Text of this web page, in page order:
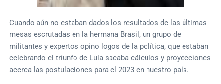
Cuando aún no estaban dados los resultados de las últimas
mesas escrutadas en la hermana Brasil, un grupo de
militantes y expertos opino logos de la política, que estaban
celebrando el triunfo de Lula sacaba cálculos y proyecciones
acerca las postulaciones para el 2023 en nuestro país.